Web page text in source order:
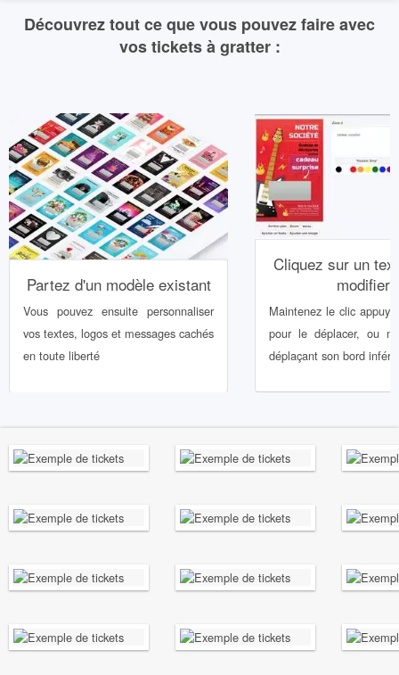
Découvrez tout ce que vous pouvez faire avec
vos tickets à gratter :
Partez d'un modèle existant
Vous pouvez ensuite personnaliser
vos textes, logos et messages cachés
en toute liberté
Cliquez sur un
modifier.
Maintenez le clic
pour le déplacer, ou
déplaçant son bord